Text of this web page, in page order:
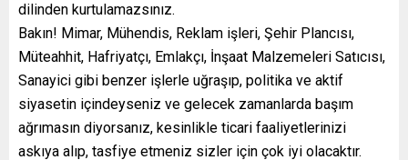
dilinden kurtulamazsınız.
Bakın! Mimar, Mühendis, Reklam işleri, Şehir Plancısı,
Müteahhit, Hafriyatçı, Emlakçı, İnşaat Malzemeleri Satıcısı,
Sanayici gibi benzer işlerle uğraşıp, politika ve aktif
siyasetin içindeyseniz ve gelecek zamanlarda başım
ağrımasın diyorsanız, kesinlikle ticari faaliyetlerinizi
askıya alıp, tasfiye etmeniz sizler için çok iyi olacaktır.